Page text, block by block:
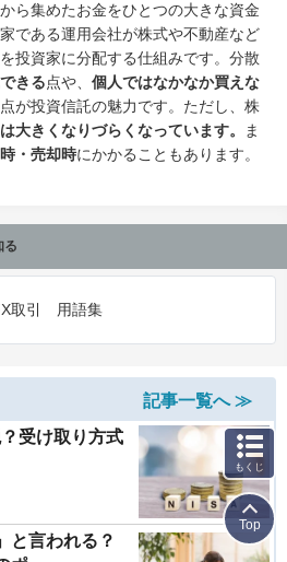
ら集めたお金をひとつの大きな資金
である運用会社が株式や不動産など
投資家に分配する仕組みです。分散
きる点や、 個人ではなかなか買えな
点が投資信託の魅力です。ただし、株
大きくなりづらくなっています。
ま
・売却時にかかることもあります。
る
取引 用語集
記事一覧へ ≫
受け取り方式
と言われる？
もくじ
Top